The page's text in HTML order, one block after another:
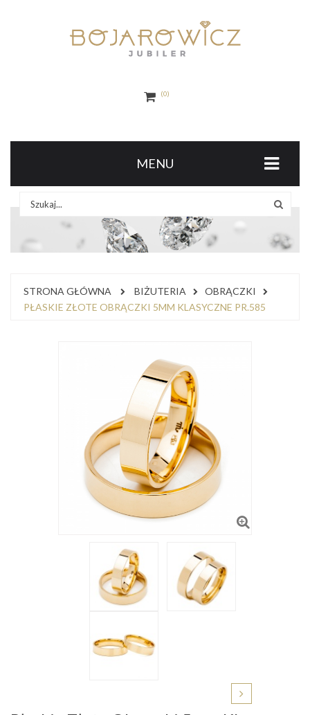
0
MENU
STRONA GŁÓWNA BIŻUTERIA
OBRĄCZKI
PŁASKIE ZŁOTE OBRĄCZKI 5MM KLASYCZNE PR.585